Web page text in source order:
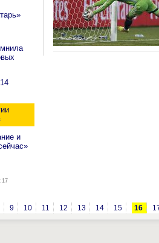
и
9 10 11 12 13 14 15 16